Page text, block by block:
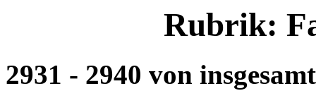
Rubrik:
2931 - 2940 von